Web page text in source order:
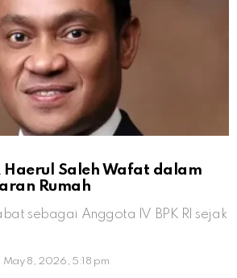
Haerul Saleh Wafat dalam
Rumah
sebagai Anggota IV BPK RI sejak
May 8, 2026, 5:18 pm